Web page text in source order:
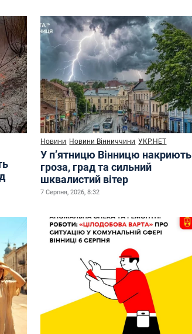
Новини Новини Вінниччини УКР.НЕТ
У п’ятницю Вінницю накриють
гроза, град та сильний
шквалистий вітер
7 Серпня, 2026, 8:32